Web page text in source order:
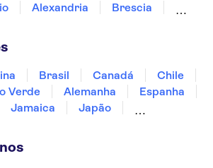
Alexandria
Brescia
Brasil Canadá
Chile
Verde Alemanha
Espanha
Jamaica
Japão